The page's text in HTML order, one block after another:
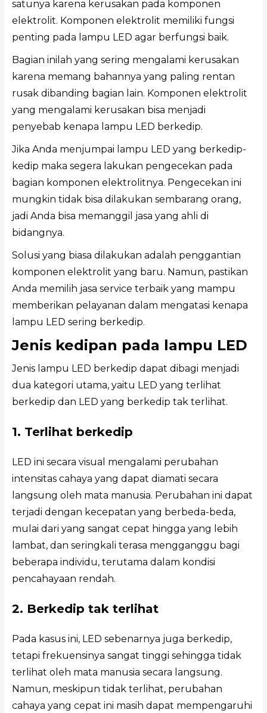
satunya karena kerusakan pada komponen
elektrolit. Komponen elektrolit memiliki fungsi
penting pada lampu LED agar berfungsi baik.
Bagian inilah yang sering mengalami kerusakan
karena memang bahannya yang paling rentan
rusak dibanding bagian lain. Komponen elektrolit
yang mengalami kerusakan bisa menjadi
penyebab kenapa lampu LED berkedip.
Jika Anda menjumpai lampu LED yang berkedip-
kedip maka segera lakukan pengecekan pada
bagian komponen elektrolitnya. Pengecekan ini
mungkin tidak bisa dilakukan sembarang orang,
jadi Anda bisa memanggil jasa yang ahli di
bidangnya.
Solusi yang biasa dilakukan adalah penggantian
komponen elektrolit yang baru. Namun, pastikan
Anda memilih jasa service terbaik yang mampu
memberikan pelayanan dalam mengatasi kenapa
lampu LED sering berkedip.
Jenis kedipan pada lampu LED
Jenis lampu LED berkedip dapat dibagi menjadi
dua kategori utama, yaitu LED yang terlihat
berkedip dan LED yang berkedip tak terlihat.
1. Terlihat berkedip
LED ini secara visual mengalami perubahan
intensitas cahaya yang dapat diamati secara
langsung oleh mata manusia. Perubahan ini dapat
terjadi dengan kecepatan yang berbeda-beda,
mulai dari yang sangat cepat hingga yang lebih
lambat, dan seringkali terasa mengganggu bagi
beberapa individu, terutama dalam kondisi
pencahayaan rendah.
2. Berkedip tak terlihat
Pada kasus ini, LED sebenarnya juga berkedip,
tetapi frekuensinya sangat tinggi sehingga tidak
terlihat oleh mata manusia secara langsung.
Namun, meskipun tidak terlihat, perubahan
cahaya yang cepat ini masih dapat mempengaruhi